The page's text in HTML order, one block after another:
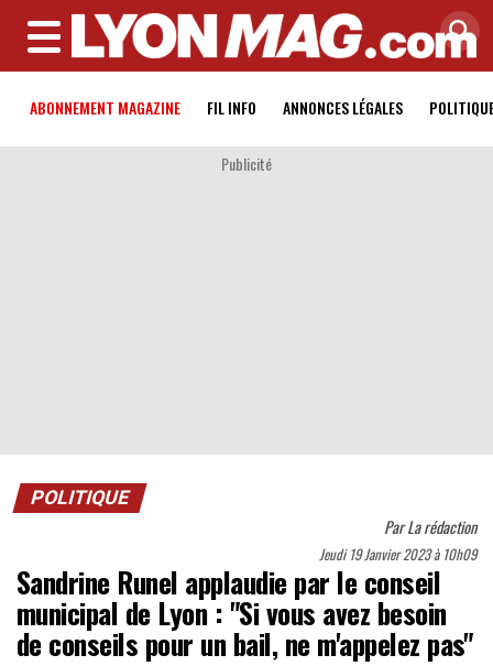
MENU
ABONNEMENT MAGAZINE FIL INFO ANNONCES LÉGALES
Publicité
POLITIQUE
ParLa rédaction
Jeudi 19 Janvier 2023 à 10h09
Sandrine Runel applaudie par le conseil
municipal de Lyon : "Si vous avez besoin
de conseils pour un bail, ne m'appelez pas"